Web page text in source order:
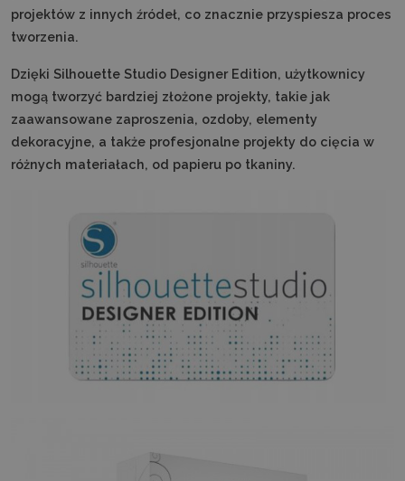
projektów z innych źródeł, co znacznie przyspiesza proces
tworzenia.
Dzięki Silhouette Studio Designer Edition, użytkownicy
mogą tworzyć bardziej złożone projekty, takie jak
zaawansowane zaproszenia, ozdoby, elementy
dekoracyjne, a także profesjonalne projekty do cięcia w
różnych materiałach, od papieru po tkaniny.